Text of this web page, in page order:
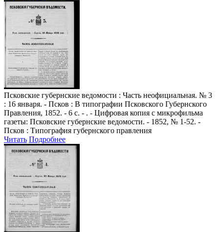
Псковские губернские ведомости : Часть неофициальная. № 3
: 16 января. - Псков : В типографии Псковского Губернского
Правления, 1852. - 6 с. - . - Цифровая копия с микрофильма
газеты: Псковские губернские ведомости. - 1852, № 1-52. -
Псков : Типография губернского правления
Читать Подробнее